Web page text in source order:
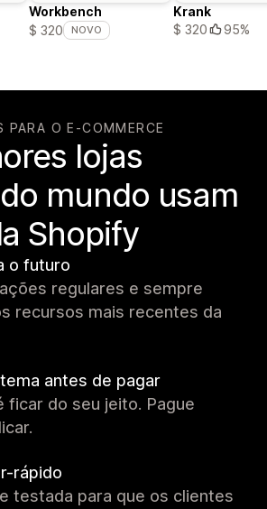
Workbench
$ 320
NOVO
Krank
$ 320
95%
PARA O E-COMMERCE
lojas
mundo usam
Shopify
o futuro
regulares e sempre
recursos mais recentes da
antes de pagar
ficar do seu jeito. Pague
rápido
testada para que os clientes